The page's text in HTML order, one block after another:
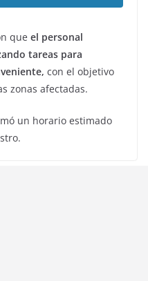
que el personal
tareas para
con el objetivo
zonas afectadas.
un horario estimado